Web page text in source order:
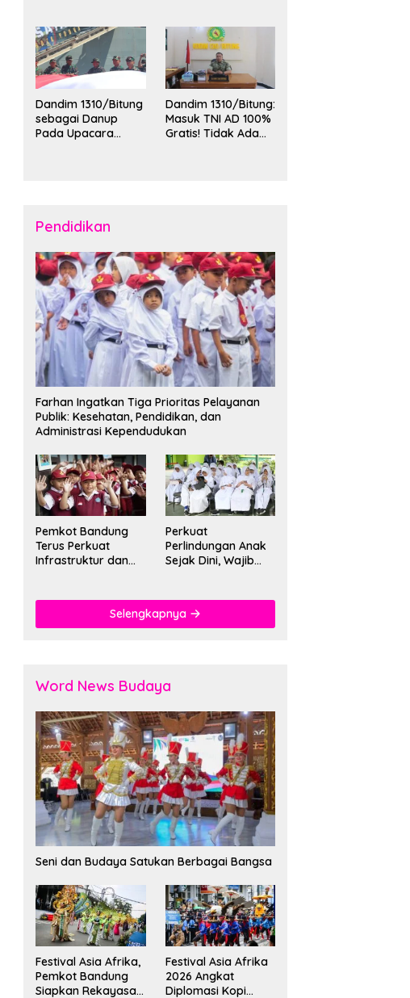
Wilayah Kota Bitung
Mahasiswa KKT
Unsrat Manado di
Kota Bitung
Dandim 1310/Bitung
sebagai Danup
Pada Upacara
Talaud dan Sangihe
Dandim 1310/Bitung:
Masuk TNI AD 100%
Gratis! Tidak Ada
Pendidikan
Farhan Ingatkan Tiga Prioritas Pelayanan
Publik: Kesehatan, Pendidikan, dan
Administrasi Kependudukan
Pemkot Bandung
Terus Perkuat
Infrastruktur dan
Perkuat
Perlindungan Anak
Sejak Dini, Wajib
Kekerasan
Selengkapnya
Word News Budaya
Seni dan Budaya Satukan Berbagai Bangsa
Festival Asia Afrika,
Pemkot Bandung
Siapkan Rekayasa
Festival Asia Afrika
2026 Angkat
Diplomasi Kopi